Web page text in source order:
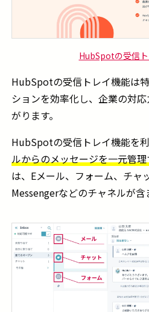
HubSpotの受信
HubSpotの受信トレイ機能は
ションを効率化し、企業の対
がります。
HubSpotの受信トレイ機能を利
ルからのメッセージを一元管
は、Eメール、フォーム、チャ
Messengerなどのチャネルが含